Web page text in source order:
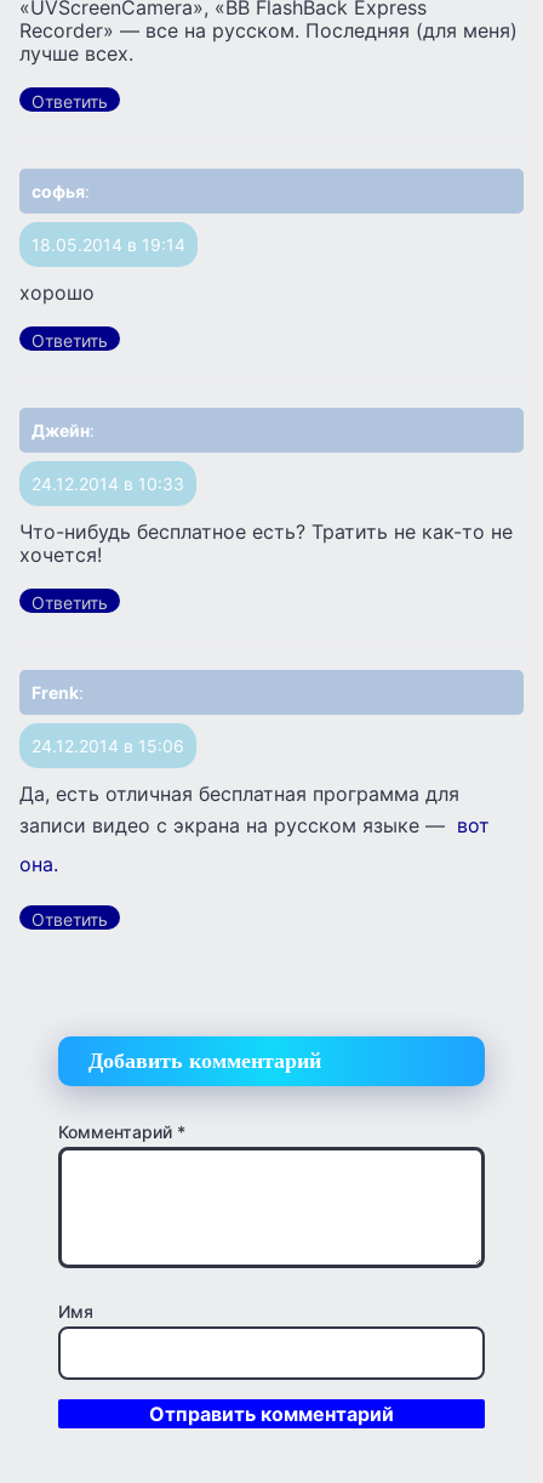
«UVScreenCamera», «BB FlashBack Express
Recorder» — все на русском. Последняя (для меня)
лучше всех.
Ответить
софья:
18.05.2014 в 19:14
хорошо
Ответить
Джейн:
24.12.2014 в 10:33
Что-нибудь бесплатное есть? Тратить не как-то не
хочется!
Ответить
Frenk:
24.12.2014 в 15:06
Да, есть отличная бесплатная программа для
записи видео с экрана на русском языке — вот
она.
Ответить
Добавить комментарий
Комментарий *
Имя